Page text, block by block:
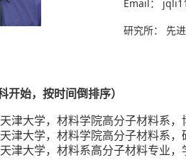
Email：
研究所： 先
开始，按时间倒排序）
津大学，材料学院高分子材料系，
津大学，材料学院高分子材料系，
津大学，材料系高分子材料专业，